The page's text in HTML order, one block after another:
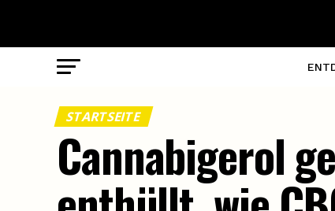
STARTSEITE
Cannabigerol